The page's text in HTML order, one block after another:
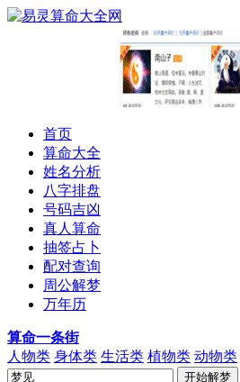
首页
算命大全
姓名分析
八字排盘
号码吉凶
真人算命
抽签占卜
配对查询
周公解梦
万年历
算命一条街
人物类 身体类 生活类 植物类 动物类